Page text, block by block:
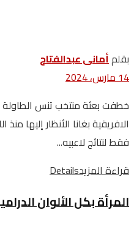
بقلمأمانى عبدالفتاح
14 مارس، 2024
خطفت بعثة منتخب تنس الطاولة
الافريقية بغانا الأنظار إليها
فقط لنتائج لاعبيه...
قراءة المزيدDetails
المرأة بكل الألوان